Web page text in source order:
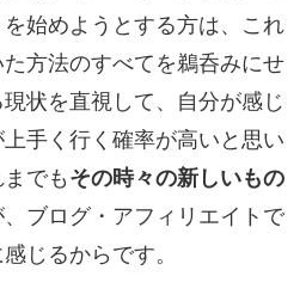
始めようとする方は、これ
方法のすべてを鵜呑みにせ
状を直視して、自分が感じ
手く行く確率が高いと思い
でも その時々の新しいもの
、ブログ・アフィリエイトで
じるからです。